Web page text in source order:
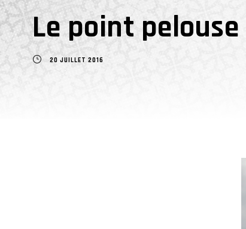
Le point pelouse
20 JUILLET 2016